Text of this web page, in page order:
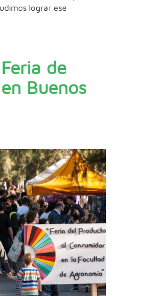
lograr ese
de
Buenos